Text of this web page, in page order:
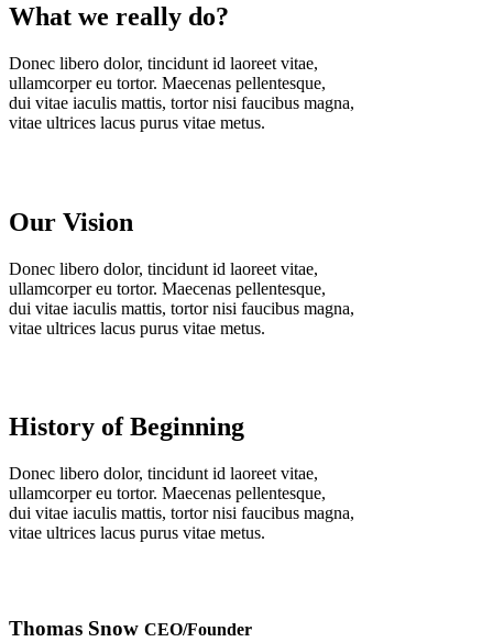
What we really do?
Donec libero dolor, tincidunt id laoreet vitae,
ullamcorper eu tortor. Maecenas pellentesque,
dui vitae iaculis mattis, tortor nisi faucibus magna,
vitae ultrices lacus purus vitae metus.
Our Vision
Donec libero dolor, tincidunt id laoreet vitae,
ullamcorper eu tortor. Maecenas pellentesque,
dui vitae iaculis mattis, tortor nisi faucibus magna,
vitae ultrices lacus purus vitae metus.
History of Beginning
Donec libero dolor, tincidunt id laoreet vitae,
ullamcorper eu tortor. Maecenas pellentesque,
dui vitae iaculis mattis, tortor nisi faucibus magna,
vitae ultrices lacus purus vitae metus.
Thomas Snow CEO/Founder